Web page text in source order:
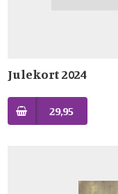
Julekort 2024
29,95